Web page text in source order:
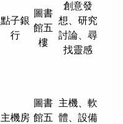
點子銀
行
圖書
館五
樓
創意發
想、研究
討論、尋
找靈感
主機房
圖書
館五
主機、軟
體、設備